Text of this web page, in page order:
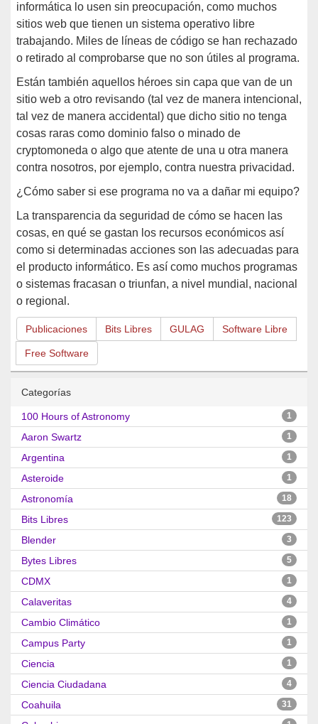
informática lo usen sin preocupación, como muchos
sitios web que tienen un sistema operativo libre
trabajando. Miles de líneas de código se han rechazado
o retirado al comprobarse que no son útiles al programa.
Están también aquellos héroes sin capa que van de un
sitio web a otro revisando (tal vez de manera intencional,
tal vez de manera accidental) que dicho sitio no tenga
cosas raras como dominio falso o minado de
cryptomoneda o algo que atente de una u otra manera
contra nosotros, por ejemplo, contra nuestra privacidad.
¿Cómo saber si ese programa no va a dañar mi equipo?
La transparencia da seguridad de cómo se hacen las
cosas, en qué se gastan los recursos económicos así
como si determinadas acciones son las adecuadas para
el producto informático. Es así como muchos programas
o sistemas fracasan o triunfan, a nivel mundial, nacional
o regional.
Publicaciones Bits Libres GULAG Software Libre
Free Software
Categorías
100 Hours of Astronomy 1
Aaron Swartz 1
Argentina 1
Asteroide 1
Astronomía 18
Bits Libres 123
Blender 3
Bytes Libres 5
CDMX 1
Calaveritas 4
Cambio Climático 1
Campus Party 1
Ciencia 1
Ciencia Ciudadana 4
Coahuila 31